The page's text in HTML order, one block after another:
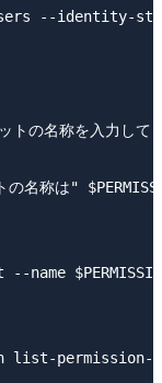
--identity-
トの名称を入力し
名称は"
admin list-